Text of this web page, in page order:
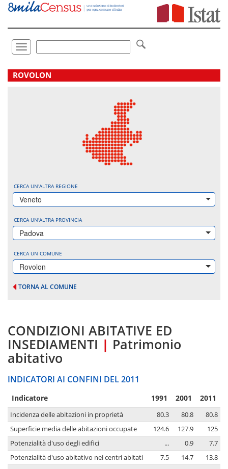
Vai
direttamente
Toggle
navigation
.
ROVOLON
CERCA UN'ALTRA REGIONE
Veneto
CERCA UN'ALTRA PROVINCIA
Padova
CERCA UN COMUNE
Rovolon
TORNA AL COMUNE
CONDIZIONI ABITATIVE ED
INSEDIAMENTI | Patrimonio
abitativo
INDICATORI AI CONFINI DEL 2011
Indicatore 1991 2001 2011
Incidenza delle abitazioni in proprietà 80.3 80.8
80.8
Superficie media delle abitazioni occupate
124.6 127.9
125
Potenzialità d'uso degli edifici
... 0.9
7.7
Potenzialità d'uso abitativo nei centri abitati
7.5 14.7
13.8